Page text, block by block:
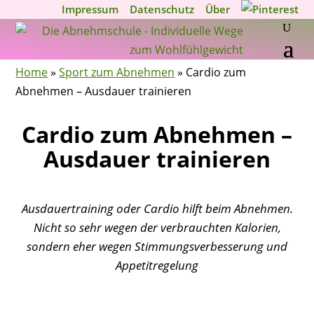
Impressum Datenschutz Über
Home»Sport zum Abnehmen » Cardio zum
Abnehmen – Ausdauer trainieren
Cardio zum Abnehmen –
Ausdauer trainieren
Ausdauertraining oder Cardio hilft beim Abnehmen.
Nicht so sehr wegen der verbrauchten Kalorien,
sondern eher wegen Stimmungsverbesserung und
Appetitregelung